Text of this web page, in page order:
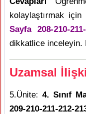
kolaylaştırmak için
Sayfa 208-210-
dikkatlice inceleyin.
Uzamsal
5.Ünite: 4. Sınıf
209-210-211-